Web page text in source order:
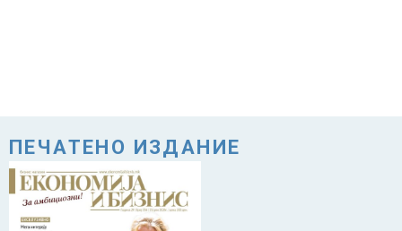
ПЕЧАТЕНО ИЗДАНИЕ